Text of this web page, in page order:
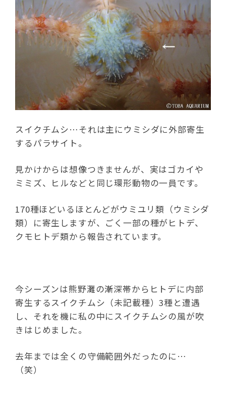
スイクチムシ…それは主にウミシダに外部寄生
するパラサイト。
見かけからは想像つきませんが、実はゴカイや
ミミズ、ヒルなどと同じ環形動物の一員です。
170種ほどいるほとんどがウミユリ類（ウミシダ
類）に寄生しますが、ごく一部の種がヒトデ、
クモヒトデ類から報告されています。
今シーズンは熊野灘の漸深帯からヒトデに内部
寄生するスイクチムシ（未記載種）3種と遭遇
し、それを機に私の中にスイクチムシの風が吹
きはじめました。
去年までは全くの守備範囲外だったのに…
（笑）